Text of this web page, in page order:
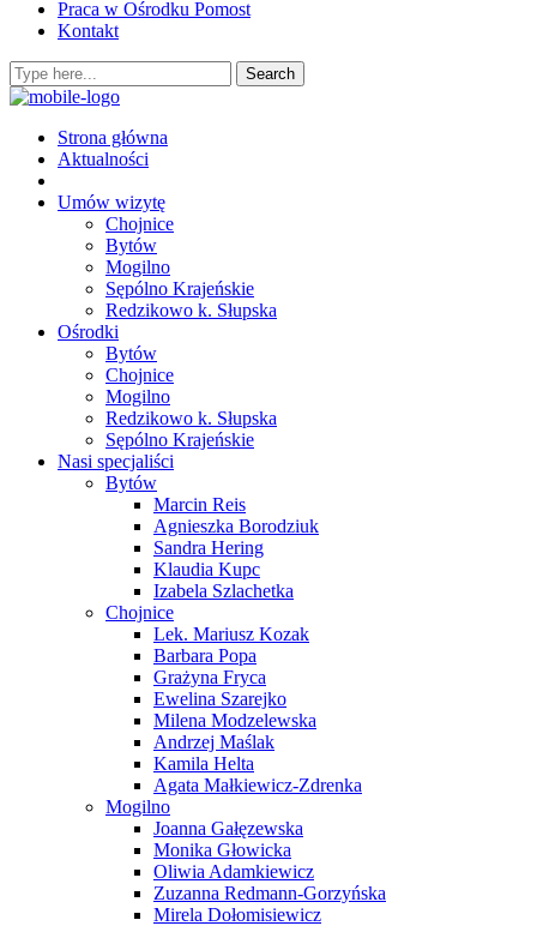
Praca w Ośrodku Pomost
Kontakt
Strona główna
Aktualności
Umów wizytę
Chojnice
Bytów
Mogilno
Sępólno Krajeńskie
Redzikowo k. Słupska
Ośrodki
Bytów
Chojnice
Mogilno
Redzikowo k. Słupska
Sępólno Krajeńskie
Nasi specjaliści
Bytów
Marcin Reis
Agnieszka Borodziuk
Sandra Hering
Klaudia Kupc
Izabela Szlachetka
Chojnice
Lek. Mariusz Kozak
Barbara Popa
Grażyna Fryca
Ewelina Szarejko
Milena Modzelewska
Andrzej Maślak
Kamila Helta
Agata Małkiewicz-Zdrenka
Mogilno
Joanna Gałęzewska
Monika Głowicka
Oliwia Adamkiewicz
Zuzanna Redmann-Gorzyńska
Mirela Dołomisiewicz